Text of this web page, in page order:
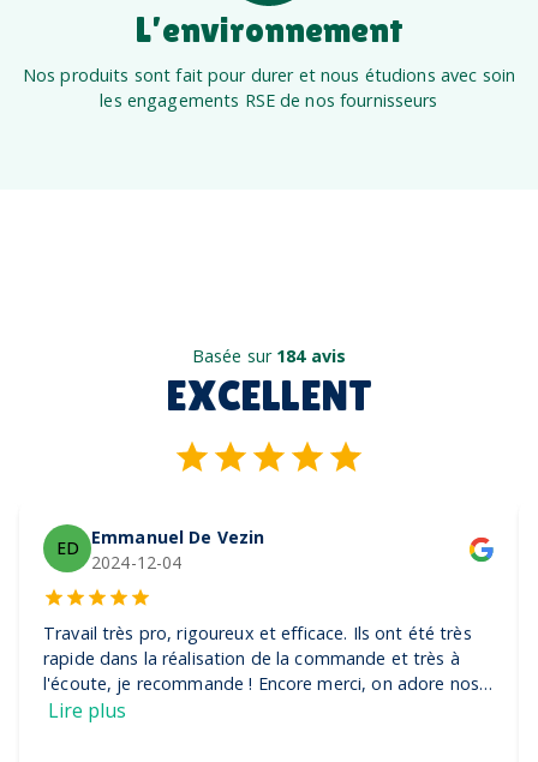
L’environnement
Nos produits sont fait pour durer et nous étudions avec soin
les engagements RSE de nos fournisseurs
Basée sur 184 avis
EXCELLENT
ED
Emmanuel De Vezin
2024-12-04
Travail très pro, rigoureux et efficace. Ils ont été très
rapide dans la réalisation de la commande et très à
l'écoute, je recommande ! Encore merci, on adore nos
casquettes
Lire plus